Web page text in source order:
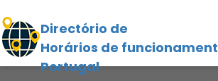
Directório de
Horários de
Portugal